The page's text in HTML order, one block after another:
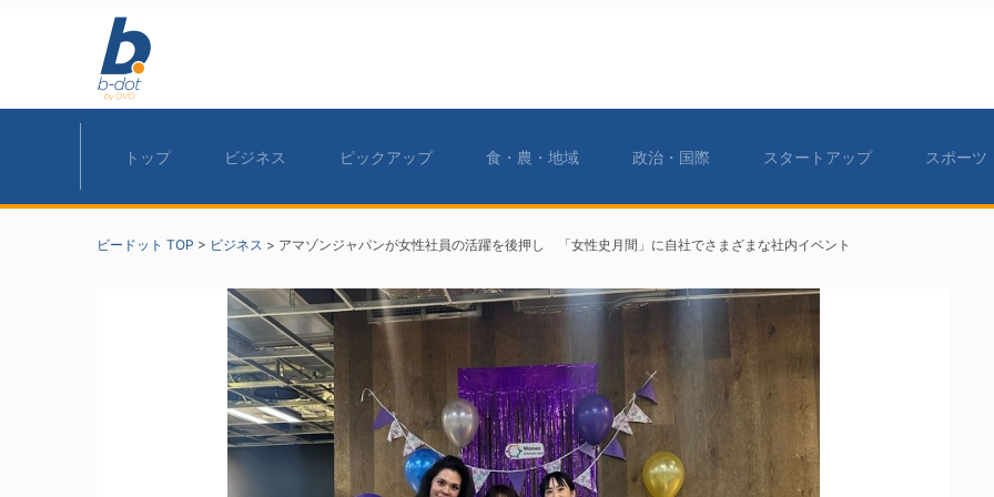
トップ ビジネス ピックアップ 食・農・地域 政治・国際 スタートアップ スポーツ
ビードット TOP > ビジネス > アマゾンジャパンが女性社員の活躍を後押し 「女性史月間」に自社でさまざまな社内イベント